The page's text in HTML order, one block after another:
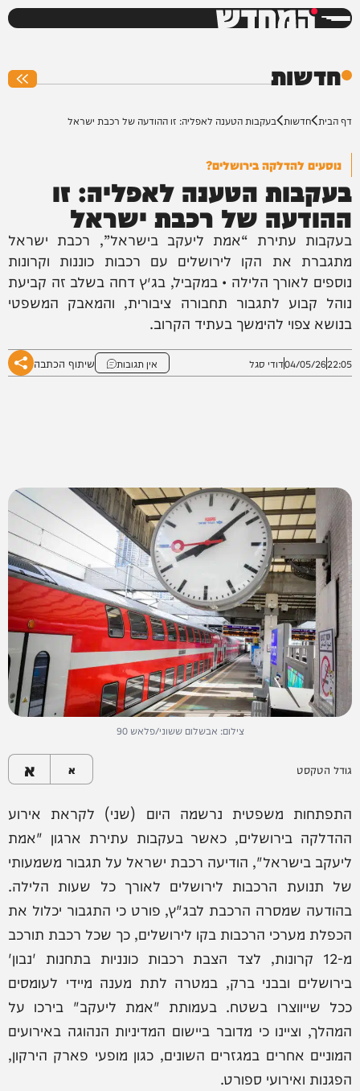
המחדש
חדשות
דף הבית חדשות בעקבות הטענה לאפליה: זו ההודעה של רכבת ישראל
נוסעים להדלקה בירושלים?
בעקבות הטענה לאפליה: זו
ההודעה של רכבת ישראל
בעקבות עתירת “אמת ליעקב בישראל”, רכבת ישראל
מתגברת את הקו לירושלים עם רכבות כוננות וקרונות
נוספים לאורך הלילה • במקביל, בג״ץ דחה בשלב זה קביעת
נוהל קבוע לתגבור תחבורה ציבורית, והמאבק המשפטי
בנושא צפוי להימשך בעתיד הקרוב.
22:05
04/05/26דודי סגל אין תגובות שיתוף הכתבה
צילום: אבשלום ששוני/פלאש 90
גודל הטקסט א א
התפתחות משפטית נרשמה היום (שני) לקראת אירוע
ההדלקה בירושלים, כאשר בעקבות עתירת ארגון "אמת
ליעקב בישראל", הודיעה רכבת ישראל על תגבור משמעותי
של תנועת הרכבות לירושלים לאורך כל שעות הלילה.
בהודעה שמסרה הרכבת לבג"ץ, פורט כי התגבור יכלול את
הכפלת מערכי הרכבות בקו לירושלים, כך שכל רכבת תורכב
מ-12 קרונות, לצד הצבת רכבות כונניות בתחנות 'נבון'
בירושלים ובבני ברק, במטרה לתת מענה מיידי לעומסים
ככל שייווצרו בשטח. בעמותת "אמת ליעקב" בירכו על
המהלך, וציינו כי מדובר ביישום המדיניות הנהוגה באירועים
המוניים אחרים במגזרים השונים, כגון מופעי פארק הירקון,
הפגנות ואירועי ספורט.